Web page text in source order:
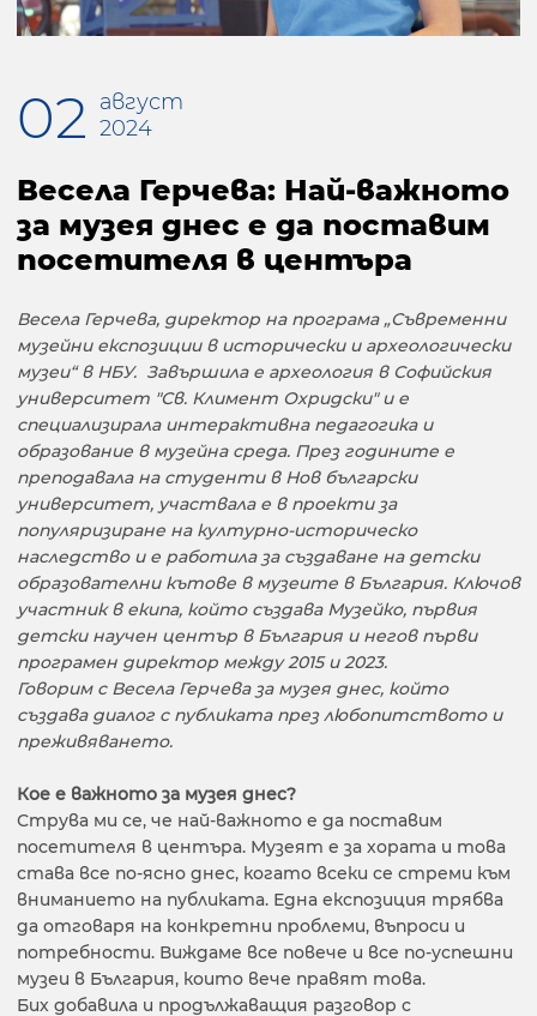
02 август
2024
Весела Герчева: Най-важното
за музея днес е да поставим
посетителя в центъра
Весела Герчева, директор на програма „Съвременни
музейни експозиции в исторически и археологически
музеи“ в НБУ. Завършила е археология в Софийския
университет "Св. Климент Охридски" и е
специализирала интерактивна педагогика и
образование в музейна среда. През годините е
преподавала на студенти в Нов български
университет, участвала е в проекти за
популяризиране на културно-историческо
наследство и е работила за създаване на детски
образователни кътове в музеите в България. Ключов
участник в екипа, който създава Музейко, първия
детски научен център в България и негов първи
програмен директор между 2015 и 2023.
Говорим с Весела Герчева за музея днес, който
създава диалог с публиката през любопитството и
преживяването.
Кое е важното за музея днес?
Струва ми се, че най-важното е да поставим
посетителя в центъра. Музеят е за хората и това
става все по-ясно днес, когато всеки се стреми към
вниманието на публиката. Една експозиция трябва
да отговаря на конкретни проблеми, въпроси и
потребности. Виждаме все повече и все по-успешни
музеи в България, които вече правят това.
Бих добавила и продължаващия разговор с